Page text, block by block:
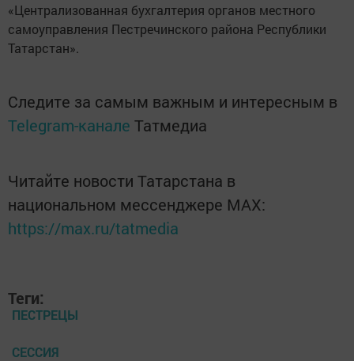
«Централизованная бухгалтерия органов местного
самоуправления Пестречинского района Республики
Татарстан».
Следите за самым важным и интересным в
Telegram-канале Татмедиа
Читайте новости Татарстана в
национальном мессенджере MАХ:
https://max.ru/tatmedia
Теги:
ПЕСТРЕЦЫ
СЕССИЯ